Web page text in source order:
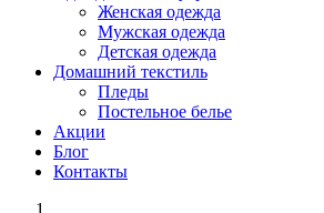
Женская одежда
Мужская одежда
Детская одежда
Домашний текстиль
Пледы
Постельное белье
Акции
Блог
Контакты